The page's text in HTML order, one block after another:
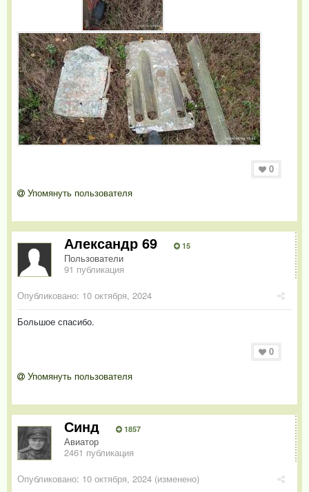
0
Упомянуть пользователя
Александр 69 15
Пользователи
91 публикация
Опубликовано: 10 октября, 2024
Большое спасибо.
0
Упомянуть пользователя
Синд 1857
Авиатор
2461 публикация
Опубликовано: 10 октября, 2024 (изменено)